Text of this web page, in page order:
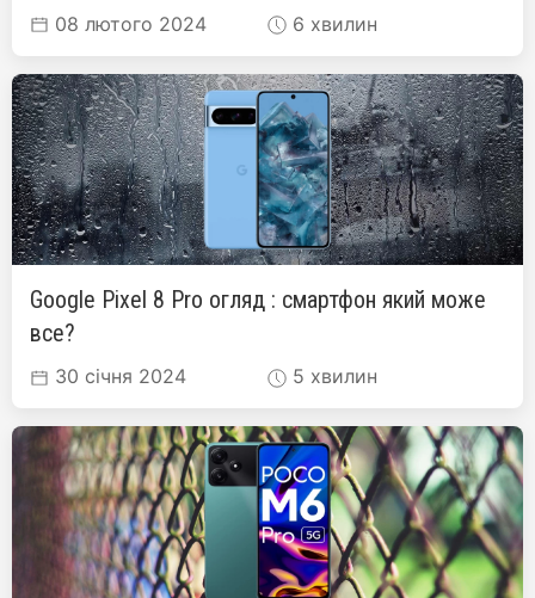
08 лютого 2024 6 хвилин
Google Pixel 8 Pro огляд : смартфон який може
все?
30 січня 2024 5 хвилин